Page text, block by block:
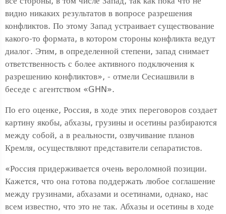
видно никаких результатов в вопросе разрешения
конфликтов. По этому Запад устраивает существование
какого-то формата, в котором стороны конфликта ведут
диалог. Этим, в определенной степени, запад снимает
ответственность с более активного подключения к
разрешению конфликтов», - отмели Сесиашвили в
беседе с агентством «GHN».
По его оценке, Россия, в ходе этих переговоров создает
картину якобы, абхазы, грузины и осетины разбираются
между собой, а в реальности, озвучивание планов
Кремля, осуществляют представители сепаратистов.
«Россия придерживается очень вероломной позиции.
Кажется, что она готова поддержать любое соглашение
между грузинами, абхазами и осетинами, однако, нас
всем известно, что это не так. Абхазы и осетины в ходе